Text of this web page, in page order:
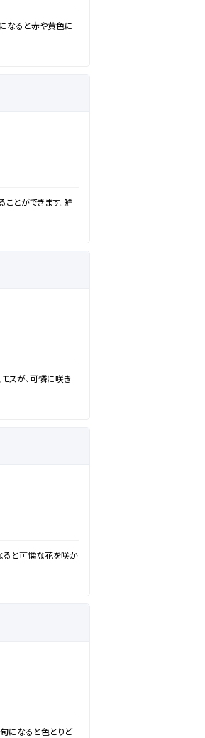
なると赤や黄色に
とができます。鮮
スが、可憐に咲き
ると可憐な花を咲か
になると色とりど